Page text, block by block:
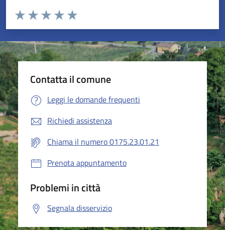
Valuta da 1 a 5 stelle la pagina
Valuta 5 stelle su 5
Valuta 4 stelle su 5
Valuta 3 stelle su 5
Valuta 2 stelle su 5
Valuta 1 stelle su 5
Contatta il comune
Leggi le domande frequenti
Richiedi assistenza
Chiama il numero 0175.23.01.21
Prenota appuntamento
Problemi in città
Segnala disservizio